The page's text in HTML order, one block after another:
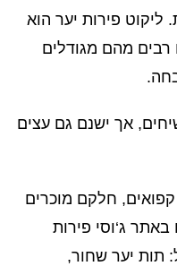
ליקוט פירות יער הוא
רבים מהם מגודלים
אך ישנם גם עצים
קפואים, חלקם מוכרים
ג‘וסי פירות
תות יער שחור,